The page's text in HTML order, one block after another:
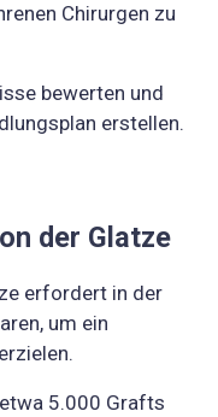
Chirurgen zu
bewerten und
erstellen.
der Glatze
erfordert in der
um ein
5.000 Grafts